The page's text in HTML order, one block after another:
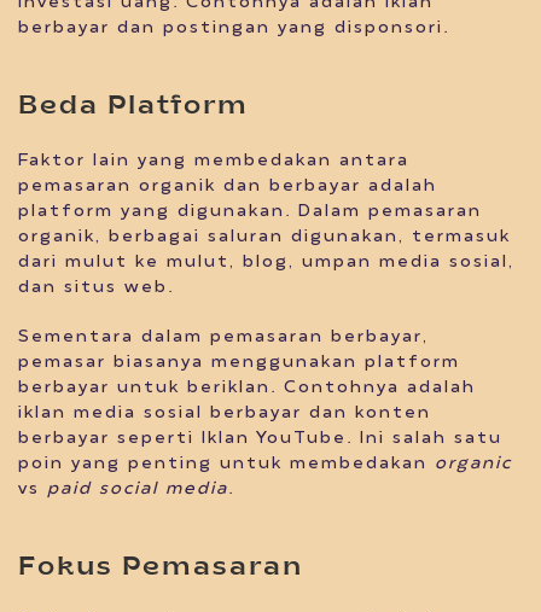
berbayar dan postingan yang disponsori.
Beda Platform
Faktor lain yang membedakan antara
pemasaran organik dan berbayar adalah
platform yang digunakan. Dalam pemasaran
organik, berbagai saluran digunakan, termasuk
dari mulut ke mulut, blog, umpan media sosial,
dan situs web.
Sementara dalam pemasaran berbayar,
pemasar biasanya menggunakan platform
berbayar untuk beriklan. Contohnya adalah
iklan media sosial berbayar dan konten
berbayar seperti Iklan YouTube. Ini salah satu
poin yang penting untuk membedakan
organic
vs paid social media.
Fokus Pemasaran